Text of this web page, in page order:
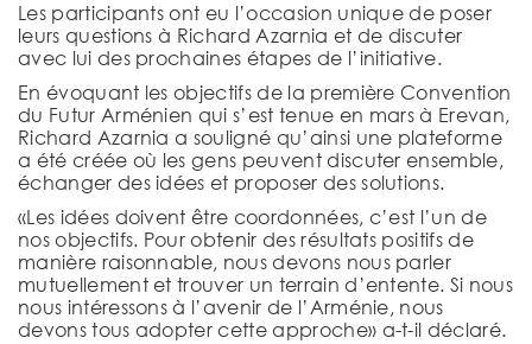
Les participants ont eu l’occasion unique de poser
leurs questions à Richard Azarnia et de discuter
avec lui des prochaines étapes de l’initiative.
En évoquant les objectifs de la première Convention
du Futur Arménien qui s’est tenue en mars à Erevan,
Richard Azarnia a souligné qu’ainsi une plateforme
a été créée où les gens peuvent discuter ensemble,
échanger des idées et proposer des solutions.
«Les idées doivent être coordonnées, c’est l’un de
nos objectifs. Pour obtenir des résultats positifs de
manière raisonnable, nous devons nous parler
mutuellement et trouver un terrain d’entente. Si nous
nous intéressons à l’avenir de l’Arménie, nous
devons tous adopter cette approche» a-t-il déclaré.